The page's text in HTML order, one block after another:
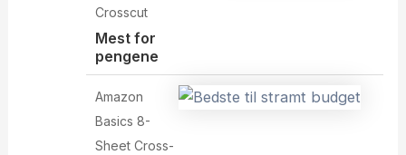
Crosscut
Mest for
pengene
Amazon
Basics 8-
Sheet Cross-